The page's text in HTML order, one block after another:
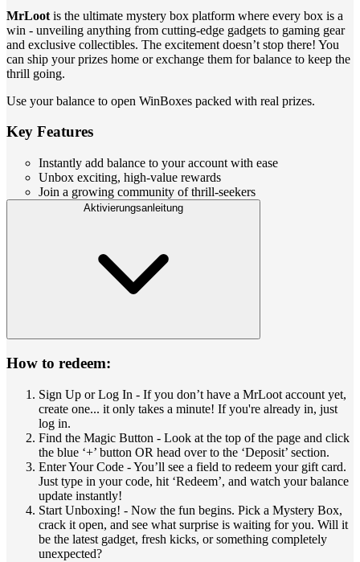
MrLoot is the ultimate mystery box platform where every box is a
win - unveiling anything from cutting-edge gadgets to gaming gear
and exclusive collectibles. The excitement doesn’t stop there! You
can ship your prizes home or exchange them for balance to keep the
thrill going.
Use your balance to open WinBoxes packed with real prizes.
Key Features
Instantly add balance to your account with ease
Unbox exciting, high-value rewards
Join a growing community of thrill-seekers
Aktivierungsanleitung
How to redeem:
Sign Up or Log In - If you don’t have a MrLoot account yet,
create one... it only takes a minute! If you're already in, just
log in.
Find the Magic Button - Look at the top of the page and click
the blue ‘+’ button OR head over to the ‘Deposit’ section.
Enter Your Code - You’ll see a field to redeem your gift card.
Just type in your code, hit ‘Redeem’, and watch your balance
update instantly!
Start Unboxing! - Now the fun begins. Pick a Mystery Box,
crack it open, and see what surprise is waiting for you. Will it
be the latest gadget, fresh kicks, or something completely
unexpected?